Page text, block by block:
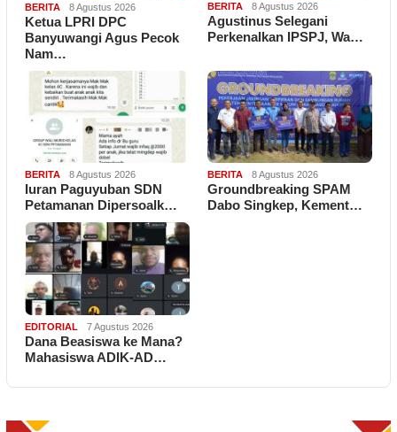
BERITA 8 Agustus 2026
Ketua LPRI DPC
Banyuwangi Agus Pecok
Nam…
BERITA 8 Agustus 2026
Agustinus Selegani
Perkenalkan IPSPJ, Wa…
BERITA 8 Agustus 2026
Iuran Paguyuban SDN
Petamanan Dipersoalk…
BERITA 8 Agustus 2026
Groundbreaking SPAM
Dabo Singkep, Kement…
EDITORIAL 7 Agustus 2026
Dana Beasiswa ke Mana?
Mahasiswa ADIK-AD…